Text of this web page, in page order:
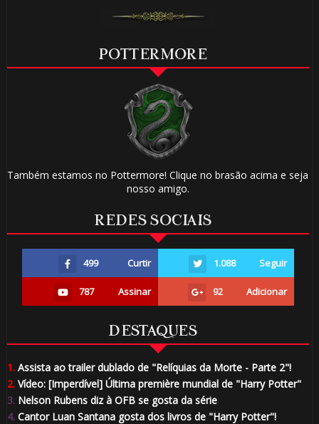
POTTERMORE
Também estamos no Pottermore! Clique no brasão acima e seja
nosso amigo.
REDES SOCIAIS
499 Curtir 1.088 Seguir
787 Assinar 92 Adicionar
DESTAQUES
1.Assista ao trailer dublado de "Relíquias da Morte - Parte 2"!
2.Vídeo: [Imperdível] Última première mundial de "Harry Potter"
3.Nelson Rubens diz à OFB se gosta da série
4.Cantor Luan Santana gosta dos livros de "Harry Potter"!